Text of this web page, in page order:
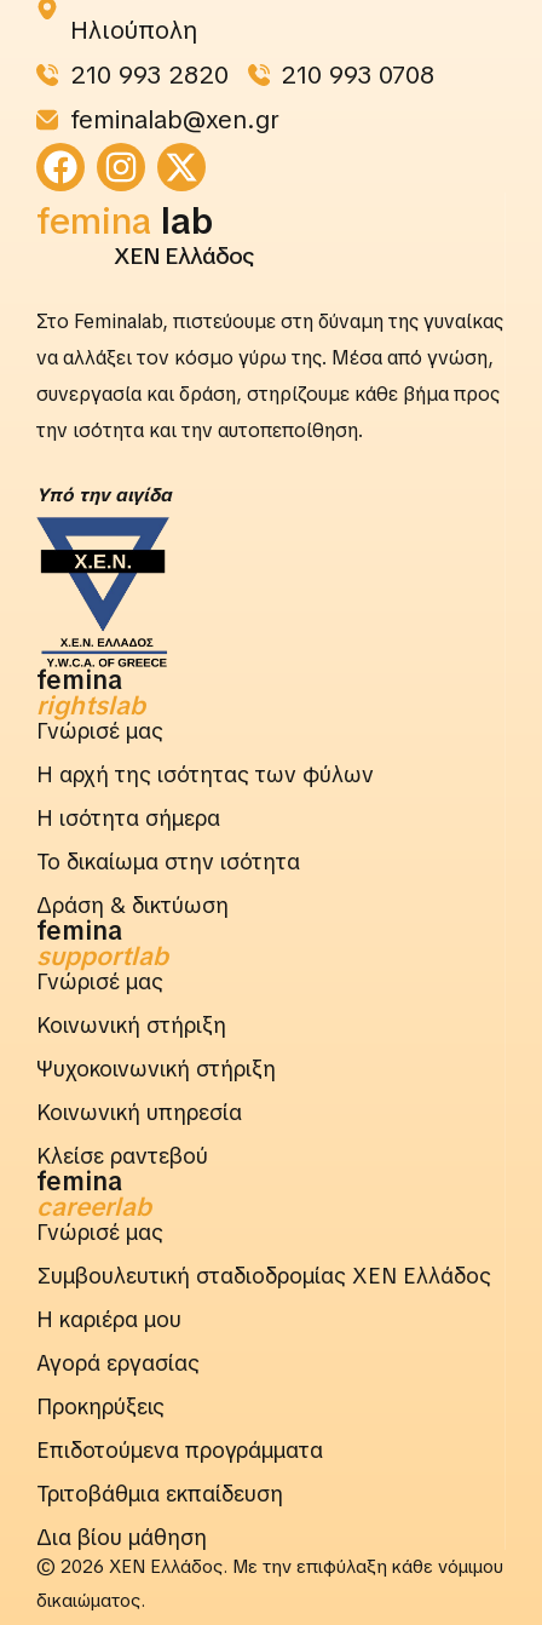
Ηλιούπολη
210 993 2820
210 993 0708
feminalab@xen.gr
femina lab
ΧΕΝ Ελλάδος
Στο Feminalab, πιστεύουμε στη δύναμη της γυναίκας
να αλλάξει τον κόσμο γύρω της. Μέσα από γνώση,
συνεργασία και δράση, στηρίζουμε κάθε βήμα προς
την ισότητα και την αυτοπεποίθηση.
Yπό την αιγίδα
femina
rightslab
Γνώρισέ μας
Η αρχή της ισότητας των φύλων
Η ισότητα σήμερα
Το δικαίωμα στην ισότητα
Δράση & δικτύωση
femina
supportlab
Γνώρισέ μας
Κοινωνική στήριξη
Ψυχοκοινωνική στήριξη
Κοινωνική υπηρεσία
Κλείσε ραντεβού
femina
careerlab
Γνώρισέ μας
Συμβουλευτική σταδιοδρομίας ΧΕΝ Ελλάδος
Η καριέρα μου
Αγορά εργασίας
Προκηρύξεις
Επιδοτούμενα προγράμματα
Τριτοβάθμια εκπαίδευση
Δια βίου μάθηση
© 2026 ΧΕΝ Ελλάδος. Με την επιφύλαξη κάθε νόμιμου
δικαιώματος.